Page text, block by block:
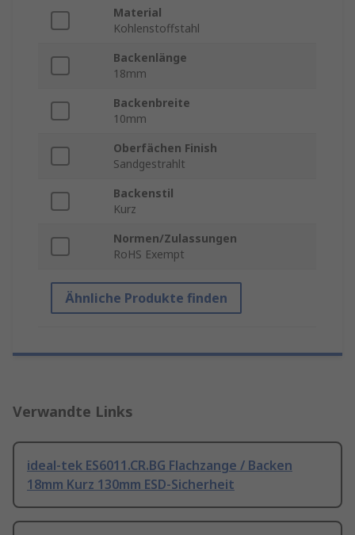
Material
Kohlenstoffstahl
Backenlänge
18mm
Backenbreite
10mm
Oberfächen Finish
Sandgestrahlt
Backenstil
Kurz
Normen/Zulassungen
RoHS Exempt
Ähnliche Produkte finden
Verwandte Links
ideal-tek ES6011.CR.BG Flachzange / Backen
18mm Kurz 130mm ESD-Sicherheit